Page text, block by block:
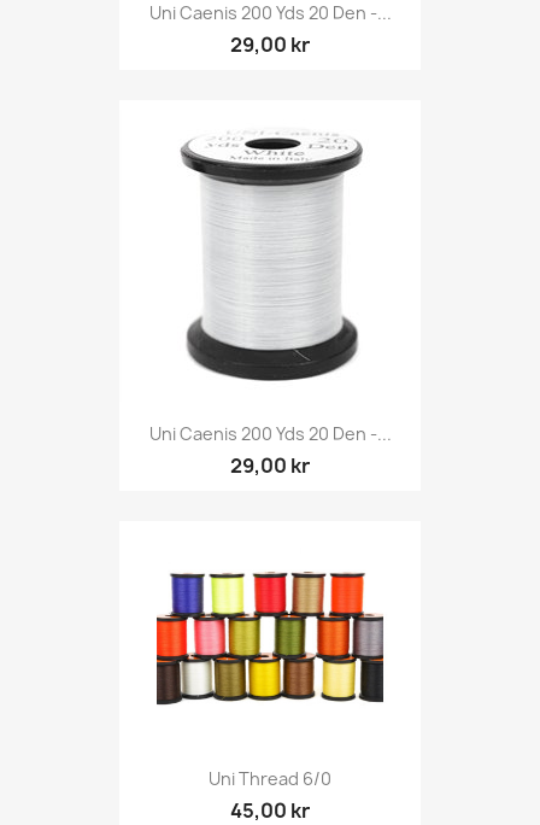
Uni Caenis 200 Yds 20 Den -...
29,00 kr
Uni Caenis 200 Yds 20 Den -...
29,00 kr
Uni Thread 6/0
45,00 kr